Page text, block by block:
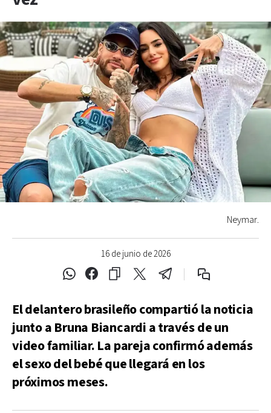
16 de junio de 2026
Neymar.
El delantero brasileño compartió la noticia
junto a Bruna Biancardi a través de un
video familiar. La pareja confirmó además
el sexo del bebé que llegará en los
próximos meses.